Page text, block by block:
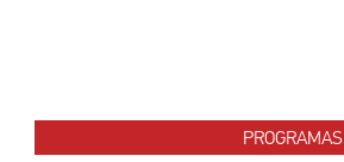
PROGRAMAS